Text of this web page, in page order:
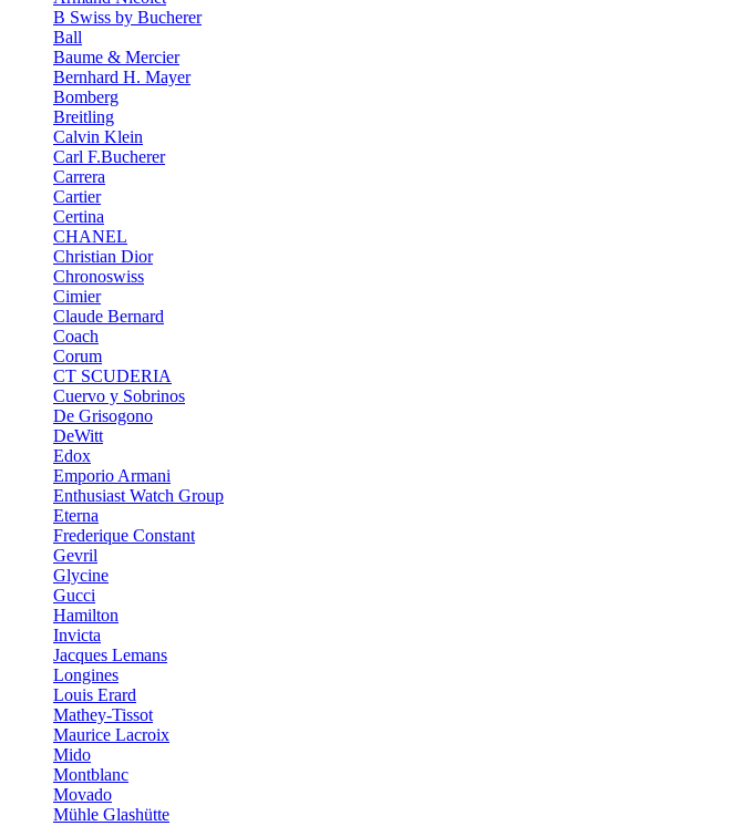
B Swiss by Bucherer
Ball
Baume & Mercier
Bernhard H. Mayer
Bomberg
Breitling
Calvin Klein
Carl F.Bucherer
Carrera
Cartier
Certina
CHANEL
Christian Dior
Chronoswiss
Cimier
Claude Bernard
Coach
Corum
CT SCUDERIA
Cuervo y Sobrinos
De Grisogono
DeWitt
Edox
Emporio Armani
Enthusiast Watch Group
Eterna
Frederique Constant
Gevril
Glycine
Gucci
Hamilton
Invicta
Jacques Lemans
Longines
Louis Erard
Mathey-Tissot
Maurice Lacroix
Mido
Montblanc
Movado
Mühle Glashütte